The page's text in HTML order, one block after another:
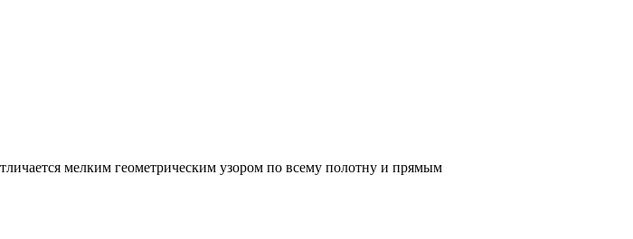
мелким геометрическим узором по всему полотну и прямым